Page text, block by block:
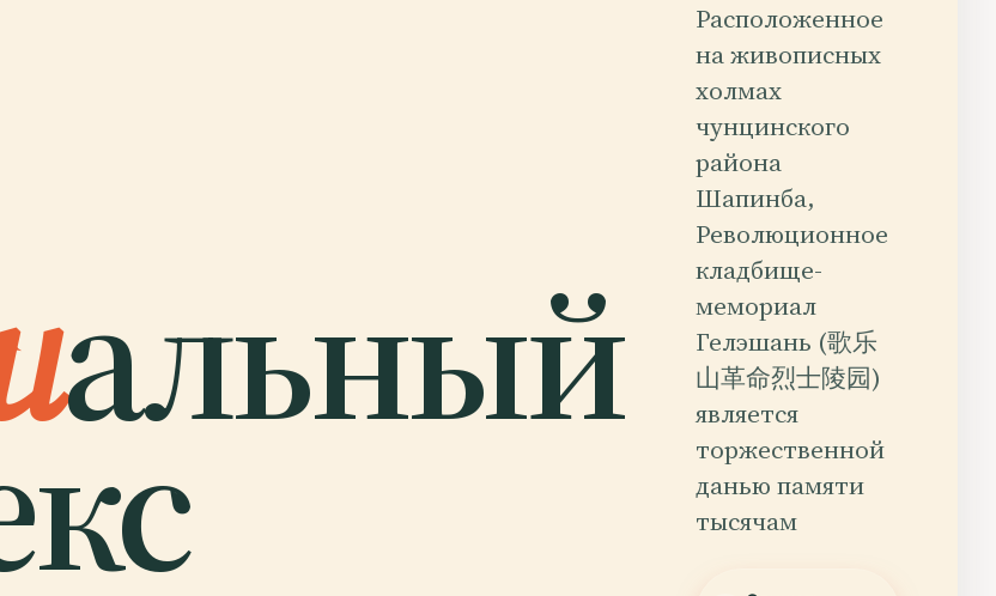
альный
Расположенное
на живописных
холмах
чунцинского
района
Шапинба,
Революционное
кладбище-
мемориал
Гелэшань (歌乐
山革命烈士陵园)
является
торжественной
данью памяти
тысячам